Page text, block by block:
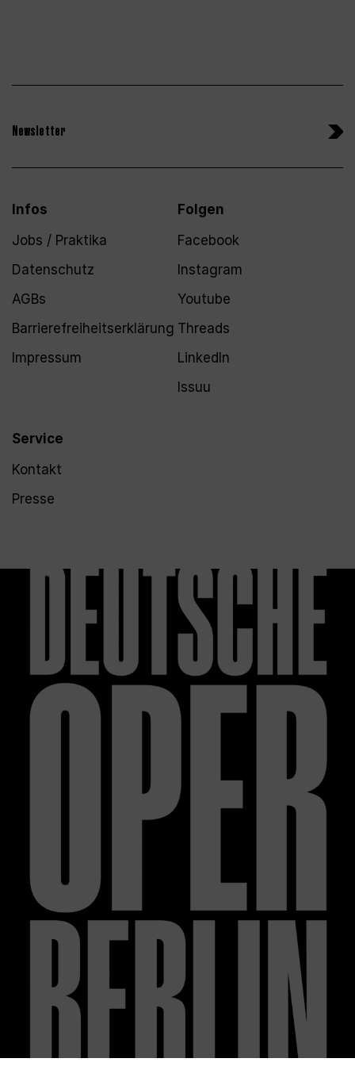
Newsletter
Infos
Jobs / Praktika
Datenschutz
AGBs
Barrierefreiheitserklärung
Impressum
Service
Kontakt
Presse
Folgen
Facebook
Instagram
Youtube
Threads
LinkedIn
Issuu